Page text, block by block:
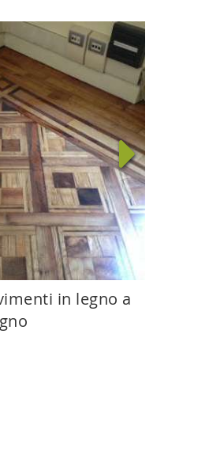
in legno a